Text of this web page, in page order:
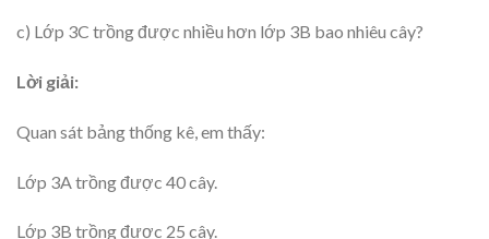
c) Lớp 3C trồng được nhiều hơn lớp 3B bao nhiêu cây?
Lời giải:
Quan sát bảng thống kê, em thấy:
Lớp 3A trồng được 40 cây.
Lớp 3B trồng được 25 cây.